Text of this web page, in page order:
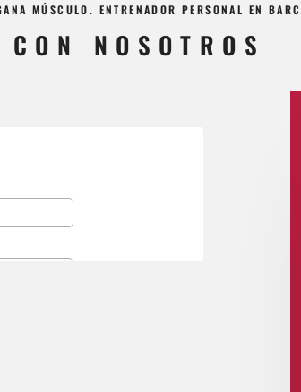
MÚSCULO. ENTRENADOR PERSONAL EN
NOSOTROS